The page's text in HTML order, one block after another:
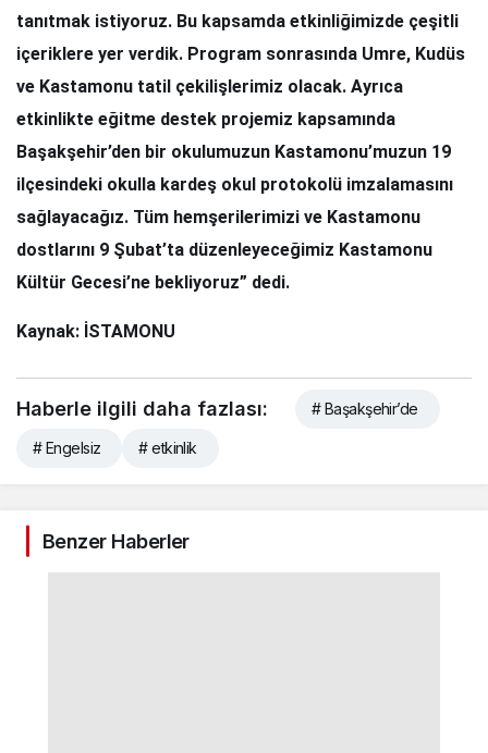
tanıtmak istiyoruz. Bu kapsamda etkinliğimizde çeşitli
içeriklere yer verdik. Program sonrasında Umre, Kudüs
ve Kastamonu tatil çekilişlerimiz olacak. Ayrıca
etkinlikte eğitme destek projemiz kapsamında
Başakşehir’den bir okulumuzun Kastamonu’muzun 19
ilçesindeki okulla kardeş okul protokolü imzalamasını
sağlayacağız. Tüm hemşerilerimizi ve Kastamonu
dostlarını 9 Şubat’ta düzenleyeceğimiz Kastamonu
Kültür Gecesi’ne bekliyoruz” dedi.
Kaynak: İSTAMONU
Haberle ilgili daha fazlası: # Başakşehir’de
# Engelsiz # etkinlik
Benzer Haberler